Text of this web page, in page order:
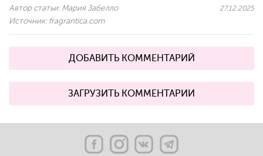
Автор статьи: Мария Забелло
Источник: fragrantica.com
27.12.2025
ДОБАВИТЬ КОММЕНТАРИЙ
ЗАГРУЗИТЬ КОММЕНТАРИИ